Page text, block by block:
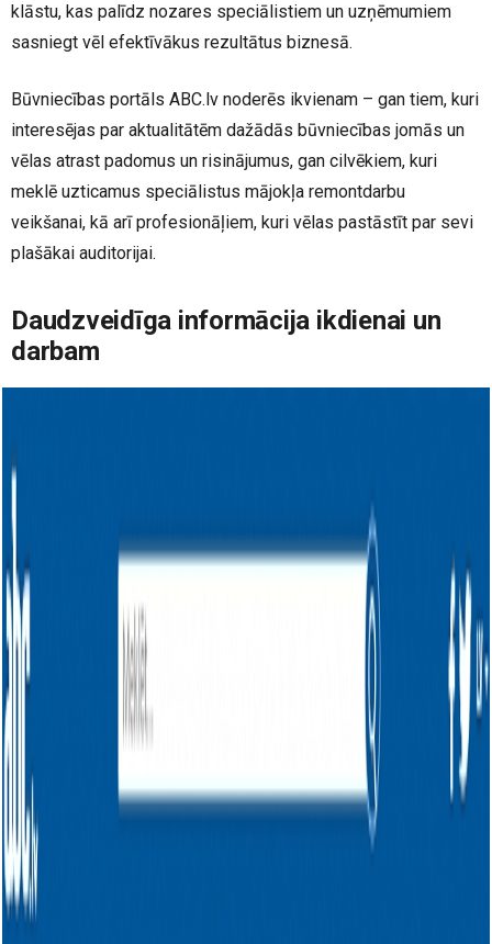
klāstu, kas palīdz nozares speciālistiem un uzņēmumiem
sasniegt vēl efektīvākus rezultātus biznesā.
Būvniecības portāls ABC.lv noderēs ikvienam – gan tiem, kuri
interesējas par aktualitātēm dažādās būvniecības jomās un
vēlas atrast padomus un risinājumus, gan cilvēkiem, kuri
meklē uzticamus speciālistus mājokļa remontdarbu
veikšanai, kā arī profesionāļiem, kuri vēlas pastāstīt par sevi
plašākai auditorijai.
Daudzveidīga informācija ikdienai un
darbam